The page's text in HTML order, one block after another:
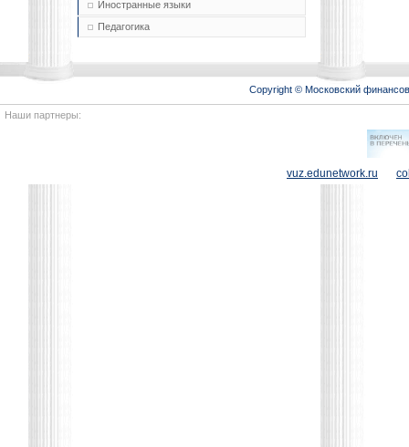
Иностранные языки
Педагогика
Copyright © Московский
Наши партнеры:
vuz.edunetwork.ru